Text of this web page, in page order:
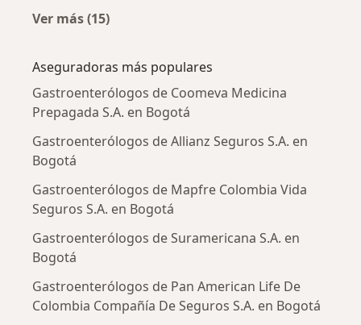
Ver más (15)
Aseguradoras más populares
Gastroenterólogos de Coomeva Medicina
Prepagada S.A. en Bogotá
Gastroenterólogos de Allianz Seguros S.A. en
Bogotá
Gastroenterólogos de Mapfre Colombia Vida
Seguros S.A. en Bogotá
Gastroenterólogos de Suramericana S.A. en
Bogotá
Gastroenterólogos de Pan American Life De
Colombia Compañía De Seguros S.A. en Bogotá